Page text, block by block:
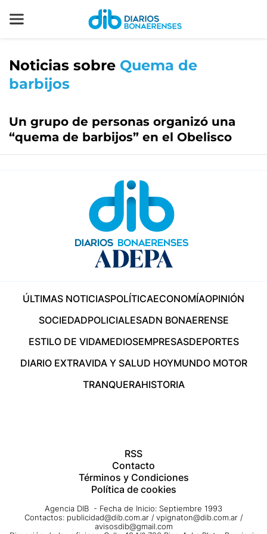
Noticias sobre Quema de
barbijos
Un grupo de personas organizó una
“quema de barbijos” en el Obelisco
ÚLTIMAS NOTICIASPOLÍTICAECONOMÍAOPINIÓN
SOCIEDADPOLICIALESADN BONAERENSE
ESTILO DE VIDAMEDIOSEMPRESASDEPORTES
DIARIO EXTRAVIDA Y SALUD HOYMUNDO MOTOR
TRANQUERAHISTORIA
RSS
Contacto
Términos y Condiciones
Política de cookies
Agencia DIB - Fecha de Inicio: Septiembre 1993
Contactos: publicidad@dib.com.ar / vpignaton@dib.com.ar /
avisosdib@gmail.com